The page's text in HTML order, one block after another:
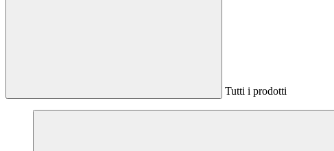
Tutti i prodotti